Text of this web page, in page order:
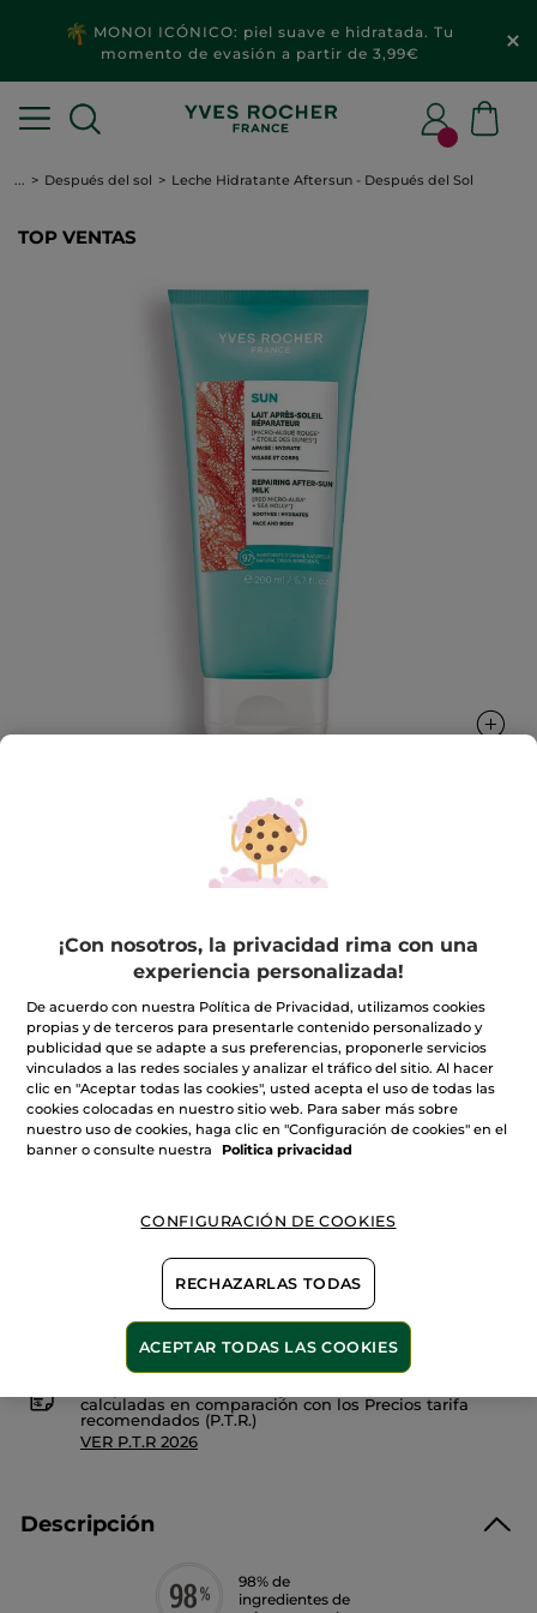
MONOI ICÓNICO: piel suave e hidratada. Tu
momento de evasión a partir de 3,99€
... Después del sol Leche Hidratante Aftersun - Después del Sol
TOP VENTAS
Leche Hidratante Aftersun - Después
Calma e hidrata
200 ml
de
5
estrellas.
reseñas
de
Leche
Hidratante
Aftersun
Sol
-50% 7,45€ 14,90€
Cantidad
Entrega entre 5 a 8 días hábiles
Pago Seguro
Satisfecho o te devolvemos el dinero
calculadas en comparación con los Precios tarifa
recomendados (P.T.R.)
VER P.T.R 2026
Descripción
98% de
ingredientes de
¡Con nosotros, la privacidad rima con una
experiencia personalizada!
De acuerdo con nuestra Política de Privacidad, utilizamos cookies
propias y de terceros para presentarle contenido personalizado y
publicidad que se adapte a sus preferencias, proponerle servicios
vinculados a las redes sociales y analizar el tráfico del sitio. Al hacer
clic en "Aceptar todas las cookies", usted acepta el uso de todas las
cookies colocadas en nuestro sitio web. Para saber más sobre
nuestro uso de cookies, haga clic en "Configuración de cookies" en el
banner o consulte nuestra
Politica privacidad
CONFIGURACIÓN DE COOKIES
RECHAZARLAS TODAS
ACEPTAR TODAS LAS COOKIES